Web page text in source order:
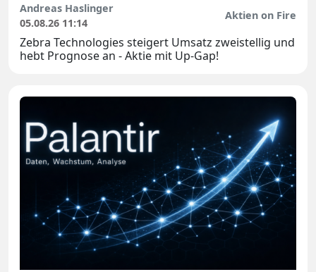
Andreas Haslinger
05.08.26 11:14
Aktien on Fire
Zebra Technologies steigert Umsatz zweistellig und
hebt Prognose an - Aktie mit Up-Gap!